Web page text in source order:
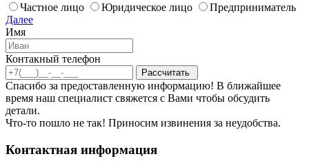
Частное лицо Юридическое лицо
Предприниматель
Далее
Имя
Контакный телефон
Спасибо за предоставленную информацию! В ближайшее
время наш специалист свяжется с Вами чтобы обсудить
детали.
Что-то пошло не так! Приносим извинения за неудобства.
Контактная информация